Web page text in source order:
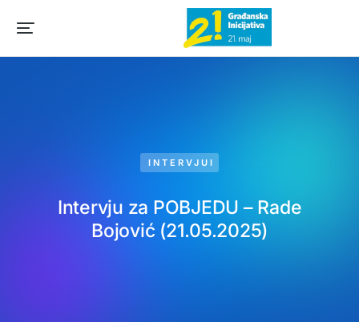
INTERVJUI
Intervju za POBJEDU – Rade
Bojović (21.05.2025)